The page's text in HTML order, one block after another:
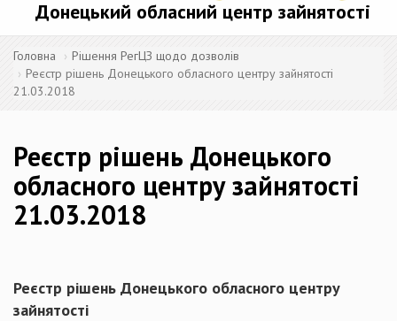
Донецький обласний центр зайнятості
Головна
Рішення РегЦЗ щодо дозволів
Реєстр рішень Донецького обласного центру зайнятості
21.03.2018
Реєстр рішень Донецького
обласного центру зайнятості
21.03.2018
Реєстр рішень Донецького обласного центру
зайнятості